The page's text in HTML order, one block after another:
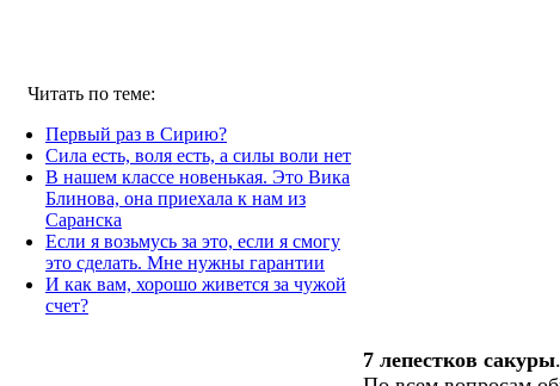
Читать по теме:
Первый раз в Сирию?
Сила есть, воля есть, а силы воли нет
В нашем классе новенькая. Это Вика
Блинова, она приехала к нам из
Саранска
Если я возьмусь за это, если я смогу
это сделать. Мне нужны гарантии
И как вам, хорошо живется за чужой
счет?
7 лепестков сакуры